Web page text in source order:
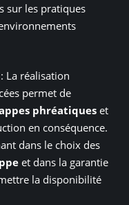
sur les pratiques
La réalisation
permet de
phréatiques et
en conséquence.
dans le choix des
et dans la garantie
la disponibilité